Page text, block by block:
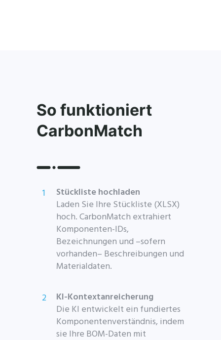
So funktioniert
CarbonMatch
Stückliste hochladen
Laden Sie Ihre Stückliste (XLSX)
hoch. CarbonMatch extrahiert
Komponenten-IDs,
Bezeichnungen und –sofern
vorhanden– Beschreibungen und
Materialdaten.
KI-Kontextanreicherung
Die KI entwickelt ein fundiertes
Komponentenverständnis, indem
sie Ihre BOM-Daten mit